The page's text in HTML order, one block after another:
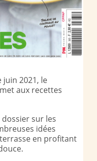
2021, le
aux recettes
dossier sur les
idées
en profitant